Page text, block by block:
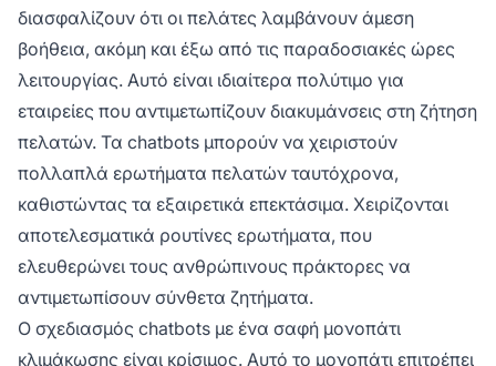
διασφαλίζουν ότι οι πελάτες λαμβάνουν άμεση
βοήθεια, ακόμη και έξω από τις παραδοσιακές ώρες
λειτουργίας. Αυτό είναι ιδιαίτερα πολύτιμο για
εταιρείες που αντιμετωπίζουν διακυμάνσεις στη ζήτηση
πελατών. Τα chatbots μπορούν να χειριστούν
πολλαπλά ερωτήματα πελατών ταυτόχρονα,
καθιστώντας τα εξαιρετικά επεκτάσιμα. Χειρίζονται
αποτελεσματικά ρουτίνες ερωτήματα, που
ελευθερώνει τους ανθρώπινους πράκτορες να
αντιμετωπίσουν σύνθετα ζητήματα.
Ο σχεδιασμός chatbots με ένα σαφή μονοπάτι
κλιμάκωσης είναι κρίσιμος. Αυτό το μονοπάτι επιτρέπει